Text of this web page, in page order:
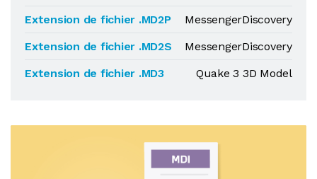
Extension de fichier .MD2P
MessengerDiscovery
Extension de fichier .MD2S
MessengerDiscovery
Extension de fichier .MD3
Quake 3 3D Model